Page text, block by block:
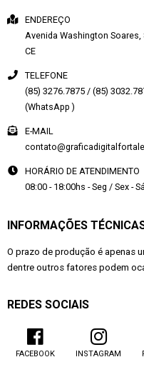
ENDEREÇO
Avenida Washington Soares,
CE
TELEFONE
(85) 3276.7875 / (85)
(WhatsApp )
E-MAIL
HORÁRIO DE ATENDIMENTO
08:00 - 18:00hs - Seg / Sex -
INFORMAÇÕES
O prazo de produção é apenas
dentre outros fatores podem
REDES SOCIAIS
FACEBOOK INSTAGRAM